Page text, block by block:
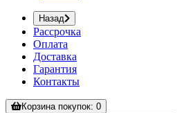
Назад
Рассрочка
Оплата
Доставка
Гарантия
Контакты
Корзинапокупок: 0